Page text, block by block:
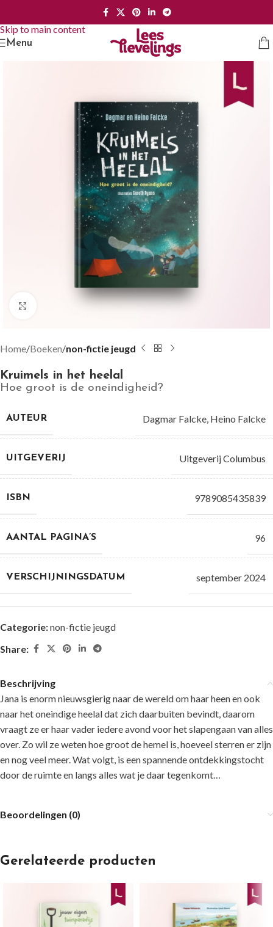
Skip to main content
Menu
Groter bekijken
Home Boeken non-fictie jeugd
Kruimels in het heelal
Hoe groot is de oneindigheid?
AUTEUR Dagmar Falcke Heino Falcke
UITGEVERIJ Uitgeverij Columbus
ISBN 9789085435839
AANTAL PAGINA’S 96
VERSCHIJNINGSDATUM september 2024
Categorie:non-fictie jeugd
Share:
Beschrijving
Jana is enorm nieuwsgierig naar de wereld om haar heen en ook
naar het oneindige heelal dat zich daarbuiten bevindt, daarom
vraagt ze er haar vader iedere avond voor het slapengaan van alles
over. Zo wil ze weten hoe groot de hemel is, hoeveel sterren er zijn
en nog veel meer. Wat volgt, is een spannende ontdekkingstocht
door de ruimte en langs alles wat je daar tegenkomt…
Beoordelingen (0)
Gerelateerde producten